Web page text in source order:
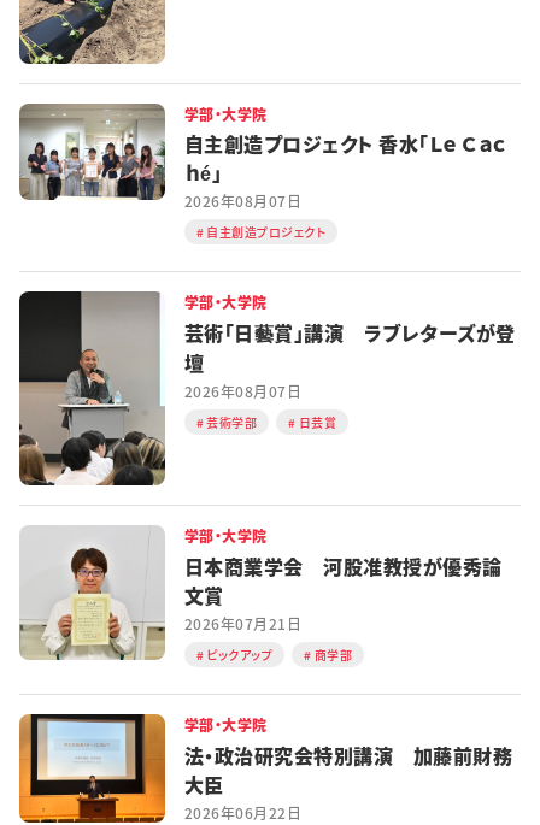
学部・大学院
自主創造プロジェクト 香水「Ｌｅ Ｃａｃ
ｈé」
2026年08月07日
自主創造プロジェクト
学部・大学院
芸術「日藝賞」講演 ラブレターズが登
壇
2026年08月07日
芸術学部 日芸賞
学部・大学院
日本商業学会 河股准教授が優秀論
文賞
2026年07月21日
ピックアップ 商学部
学部・大学院
法・政治研究会特別講演 加藤前財務
大臣
2026年06月22日